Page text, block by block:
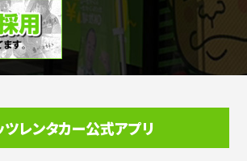
ツレンタカー公式アプリ